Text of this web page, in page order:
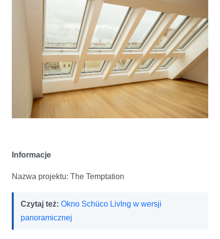
Informacje
Nazwa projektu: The Temptation
Czytaj też: Okno Schüco LivIng w wersji
panoramicznej